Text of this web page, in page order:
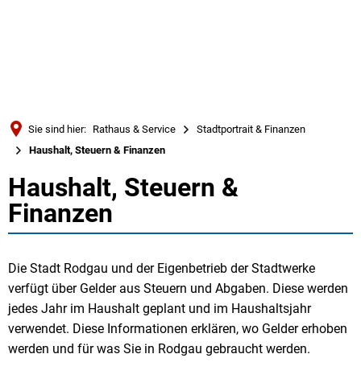
Русский
MENÜ
Sie sind hier: Rathaus & Service
Stadtportrait & Finanzen
Haushalt, Steuern & Finanzen
Haushalt,
Steuern
&
Finanzen
Haushalt, Steuern &
Finanzen
Die Stadt Rodgau und der Eigenbetrieb der Stadtwerke
verfügt über Gelder aus Steuern und Abgaben. Diese werden
jedes Jahr im Haushalt geplant und im Haushaltsjahr
verwendet. Diese Informationen erklären, wo Gelder erhoben
werden und für was Sie in Rodgau gebraucht werden.